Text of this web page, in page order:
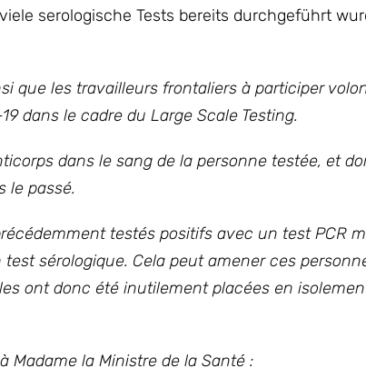
serologische Tests bereits durchgeführt
que les travailleurs frontaliers à participer
dans le cadre du Large Scale Testing.
dans le sang de la personne testée, et
le passé.
testés positifs avec un test PCR
sérologique. Cela peut amener ces
ont donc été inutilement placées en
Madame la Ministre de la Santé :